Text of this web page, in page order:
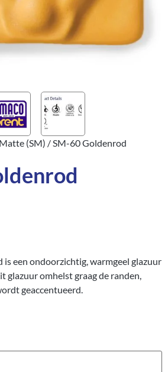
(SM) / SM-60 Goldenrod
een ondoorzichtig, warmgeel glazuur
glazuur omhelst graag de randen,
geaccentueerd.